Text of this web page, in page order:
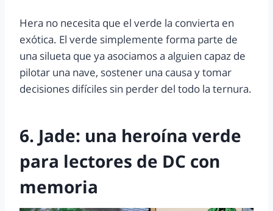
Hera no necesita que el verde la convierta en
exótica. El verde simplemente forma parte de
una silueta que ya asociamos a alguien capaz de
pilotar una nave, sostener una causa y tomar
decisiones difíciles sin perder del todo la ternura.
6. Jade: una heroína verde
para lectores de DC con
memoria